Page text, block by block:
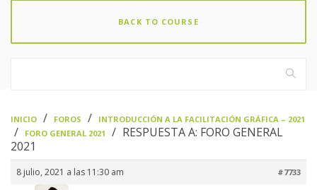
BACK TO COURSE
INICIO FOROS INTRODUCCIÓN A LA FACILITACIÓN GRÁFICA – 2021
FORO GENERAL 2021
RESPUESTA A: FORO GENERAL
2021
8 julio, 2021 a las 11:30 am #7733